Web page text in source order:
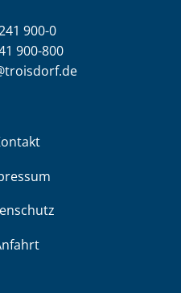
900-0
900-800